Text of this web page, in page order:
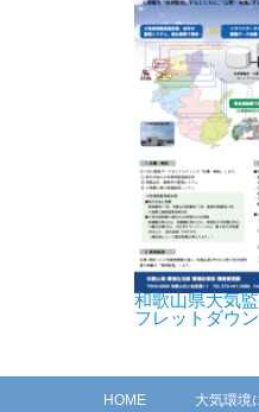
和歌山県大気
フレットダウ
HOME 大気環境